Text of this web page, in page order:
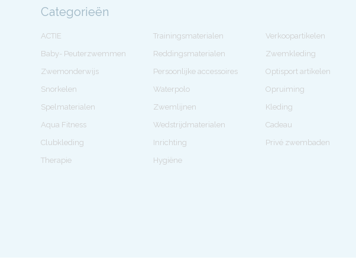
Categorieën
ACTIE
Baby- Peuterzwemmen
Zwemonderwijs
Snorkelen
Spelmaterialen
Aqua Fitness
Clubkleding
Therapie
Trainingsmaterialen
Reddingsmaterialen
Persoonlijke accessoires
Waterpolo
Zwemlijnen
Wedstrijdmaterialen
Inrichting
Hygiëne
Verkoopartikelen
Zwemkleding
Optisport artikelen
Opruiming
Kleding
Cadeau
Privé zwembaden